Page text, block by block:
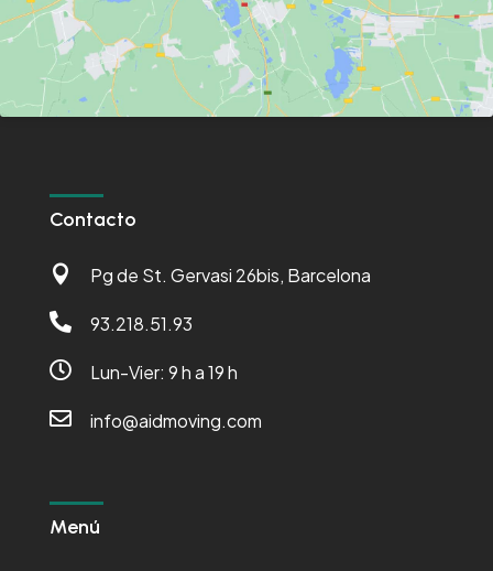
Contacto

Pg de St. Gervasi 26bis, Barcelona

93.218.51.93

Lun-Vier: 9 h a 19 h

info@aidmoving.com
Menú